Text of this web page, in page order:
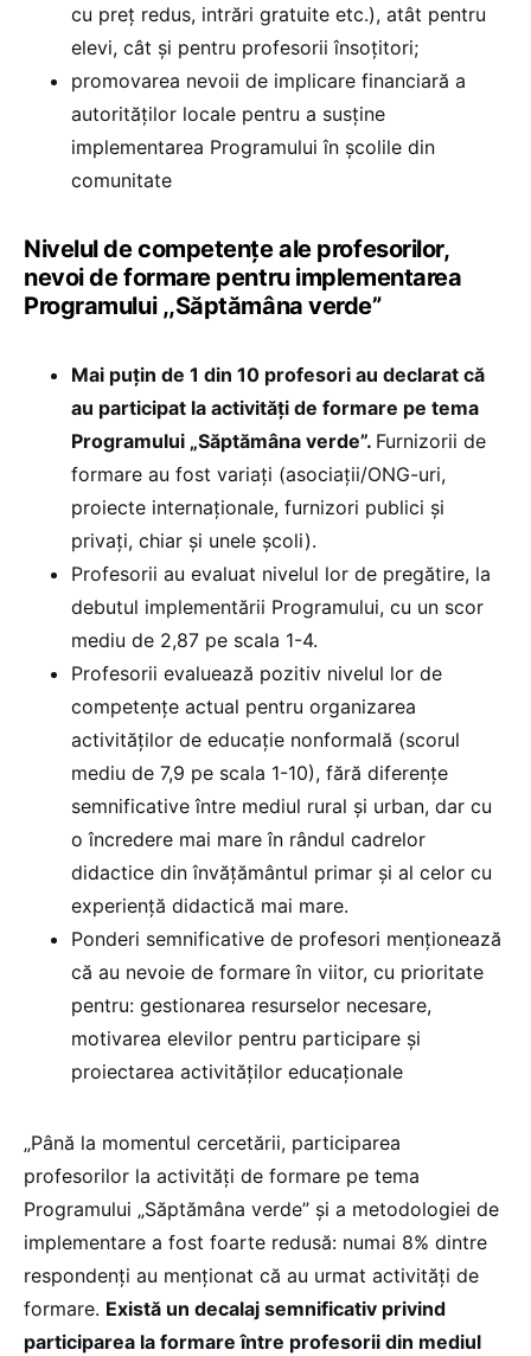
cu preț redus, intrări gratuite etc.), atât pentru
elevi, cât și pentru profesorii însoțitori;
promovarea nevoii de implicare financiară a
autorităților locale pentru a susține
implementarea Programului în școlile din
comunitate
Nivelul de competențe ale profesorilor,
nevoi de formare pentru implementarea
Programului ,,Săptămâna verde”
Mai puțin de 1 din 10 profesori au declarat că
au participat la activități de formare pe tema
Programului „Săptămâna verde”. Furnizorii de
formare au fost variați (asociații/ONG-uri,
proiecte internaționale, furnizori publici și
privați, chiar și unele școli).
Profesorii au evaluat nivelul lor de pregătire, la
debutul implementării Programului, cu un scor
mediu de 2,87 pe scala 1-4.
Profesorii evaluează pozitiv nivelul lor de
competențe actual pentru organizarea
activităților de educație nonformală (scorul
mediu de 7,9 pe scala 1-10), fără diferențe
semnificative între mediul rural și urban, dar cu
o încredere mai mare în rândul cadrelor
didactice din învățământul primar și al celor cu
experiență didactică mai mare.
Ponderi semnificative de profesori menționează
că au nevoie de formare în viitor, cu prioritate
pentru: gestionarea resurselor necesare,
motivarea elevilor pentru participare și
proiectarea activităților educaționale
„Până la momentul cercetării, participarea
profesorilor la activități de formare pe tema
Programului „Săptămâna verde” și a metodologiei de
implementare a fost foarte redusă: numai 8% dintre
respondenți au menționat că au urmat activități de
formare. Există un decalaj semnificativ privind
participarea la formare între profesorii din mediul